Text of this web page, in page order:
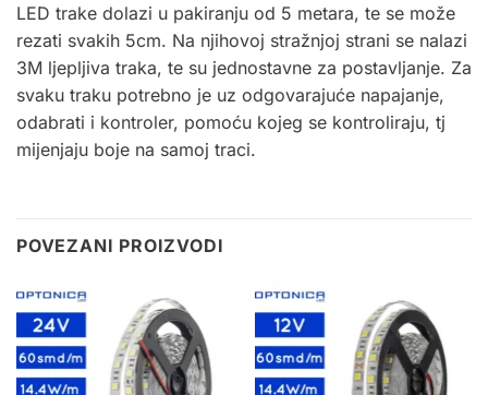
LED trake dolazi u pakiranju od 5 metara, te se može
rezati svakih 5cm. Na njihovoj stražnjoj strani se nalazi
3M ljepljiva traka, te su jednostavne za postavljanje. Za
svaku traku potrebno je uz odgovarajuće napajanje,
odabrati i kontroler, pomoću kojeg se kontroliraju, tj
mijenjaju boje na samoj traci.
POVEZANI PROIZVODI